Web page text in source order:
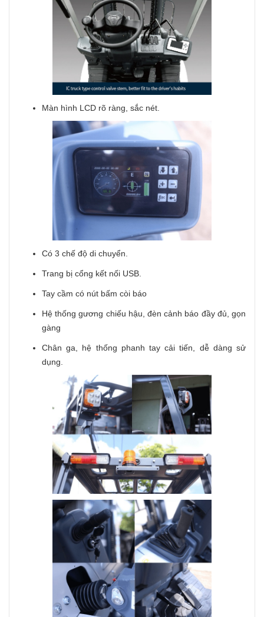
Màn hình LCD rõ ràng, sắc nét.
Có 3 chế độ di chuyển.
Trang bị cổng kết nối USB.
Tay cầm có nút bấm còi báo
Hệ thống gương chiếu hậu, đèn cảnh báo đầy đủ, gọn
gàng
Chân ga, hệ thống phanh tay cải tiến, dễ dàng sử
dụng.